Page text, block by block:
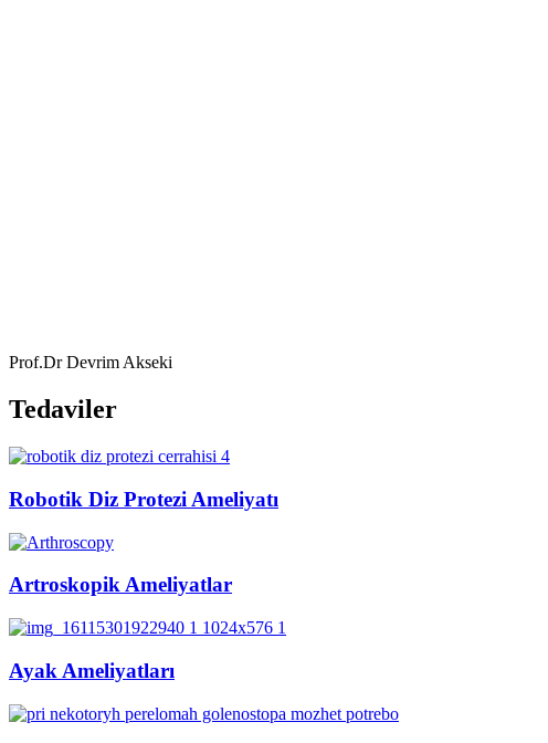
Prof.Dr Devrim Akseki
Tedaviler
Robotik Diz Protezi Ameliyatı
Artroskopik Ameliyatlar
Ayak Ameliyatları